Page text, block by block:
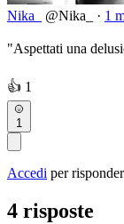
Nika_ @Nika_ · 1
"Aspettati una
👍 1
1
Accedi per
4 risposte